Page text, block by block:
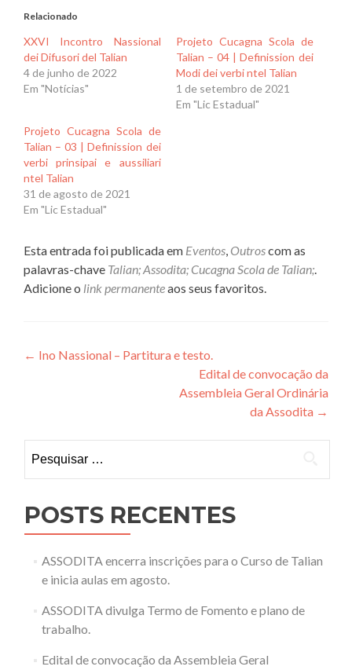
Relacionado
XXVI Incontro Nassional
dei Difusori del Talian
4 de junho de 2022
Em "Notícias"
Projeto Cucagna Scola de
Talian – 04 | Definission dei
Modi dei verbi ntel Talian
1 de setembro de 2021
Em "Lic Estadual"
Projeto Cucagna Scola de
Talian – 03 | Definission dei
verbi prinsipai e aussiliari
ntel Talian
31 de agosto de 2021
Em "Lic Estadual"
Esta entrada foi publicada em Eventos, Outroscom as
palavras-chave Talian; Assodita; Cucagna Scola de Talian;.
Adicione o link permanenteaos seus favoritos.
Navegação
← Ino Nassional – Partitura e testo.
Edital de convocação da
Assembleia Geral Ordinária
da Assodita →
por:
POSTS RECENTES
ASSODITA encerra inscrições para o Curso de Talian
e inicia aulas em agosto.
ASSODITA divulga Termo de Fomento e plano de
trabalho.
Edital de convocação da Assembleia Geral